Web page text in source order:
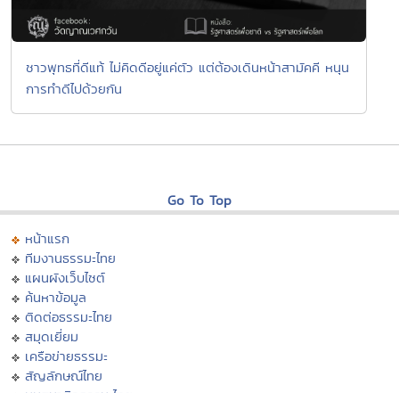
ชาวพุทธที่ดีแท้ ไม่คิดดีอยู่แค่ตัว แต่ต้องเดินหน้าสามัคคี หนุน
การทำดีไปด้วยกัน
Go To Top
หน้าแรก
ทีมงานธรรมะไทย
แผนผังเว็บไซต์
ค้นหาข้อมูล
ติดต่อธรรมะไทย
สมุดเยี่ยม
เครือข่ายธรรมะ
สัญลักษณ์ไทย